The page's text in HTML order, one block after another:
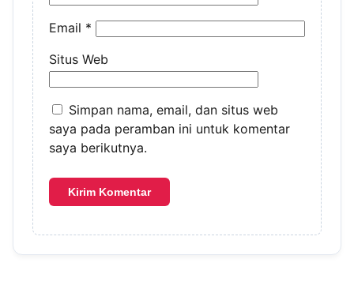
Email *
Situs Web
Simpan nama, email, dan situs web
saya pada peramban ini untuk komentar
saya berikutnya.